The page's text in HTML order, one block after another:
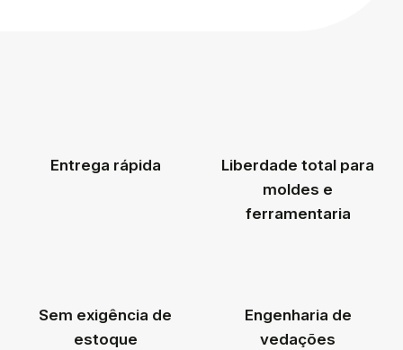
Entrega rápida
Liberdade total para
moldes e
ferramentaria
Sem exigência de
estoque
Engenharia de
vedações